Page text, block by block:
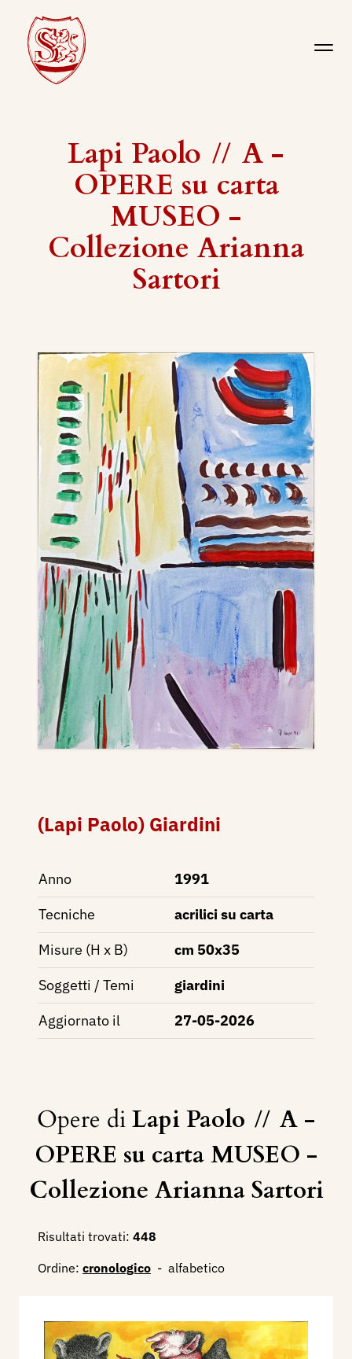
Lapi Paolo // A -
OPERE su carta
MUSEO -
Collezione Arianna
Sartori
(Lapi Paolo) Giardini
Anno
1991
Tecniche
acrilici su carta
Misure (H x B)
cm 50x35
Soggetti / Temi
giardini
Aggiornato il
27-05-2026
Opere diLapi Paolo // A -
OPERE su carta MUSEO -
Collezione Arianna Sartori
Risultati trovati: 448
Ordine: cronologico - alfabetico